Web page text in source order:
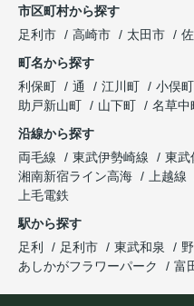
市区町村から探す
足利市
高崎市 太田市
町名から探す
利保町
通 江川町 小俣町
助戸新山町
山下町
名草中
沿線から探す
両毛線
東武伊勢崎線 東武
湘南新宿ライン高海
上越線
上毛電鉄
駅から探す
足利
足利市 東武和泉
あしかがフラワーパーク
富